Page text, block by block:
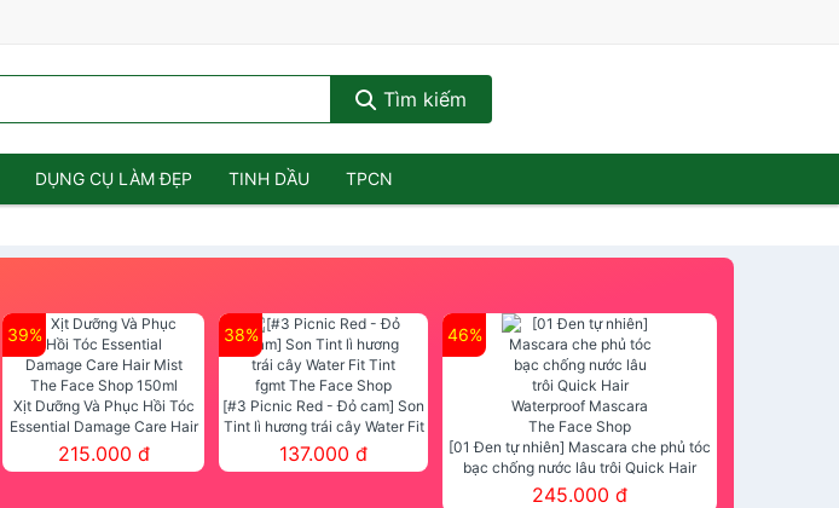
Tìm kiếm
DỤNG CỤ LÀM ĐẸP TINH DẦU TPCN
39%
Xịt Dưỡng Và Phục Hồi Tóc
Essential Damage Care Hair
Mist The Face Shop 150ml
215.000 đ
38%
[#3 Picnic Red - Đỏ cam] Son
Tint lì hương trái cây Water Fit
Tint fgmt The Face Shop
137.000 đ
46%
[01 Đen tự nhiên] Mascara che phủ tóc
bạc chống nước lâu trôi Quick Hair
Waterproof Mascara The Face Shop
245.000 đ